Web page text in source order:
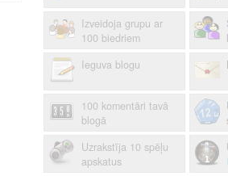
Izveidoja grupu ar
100 biedriem
Ieguva blogu
100 komentāri tavā
blogā
Uzrakstīja 10 spēļu
apskatus